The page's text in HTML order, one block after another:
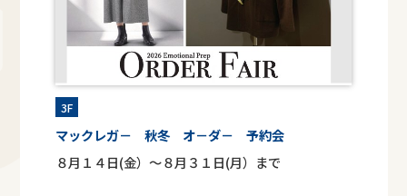
3F
マックレガ－ 秋冬 オ－ダ－ 予約会
８月１４日(金）～８月３１日(月）まで